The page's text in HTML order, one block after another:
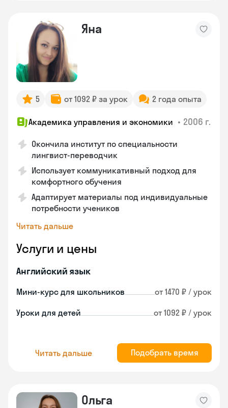
Яна
5 от 1092 ₽ за урок 2 года опыта
Академика управления и экономики • 2006 г.
Окончила институт по специальности
лингвист-переводчик
Использует коммуникативный подход для
комфортного обучения
Адаптирует материалы под индивидуальные
потребности учеников
Читать дальше
Услуги и цены
Английский язык
Мини-курс для школьников от 1470 ₽ / урок
Уроки для детей от 1092 ₽ / урок
Читать дальше Подобрать время
Ольга